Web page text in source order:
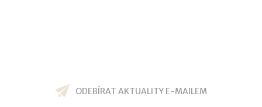
ODEBÍRAT AKTUALITY E-MAILEM